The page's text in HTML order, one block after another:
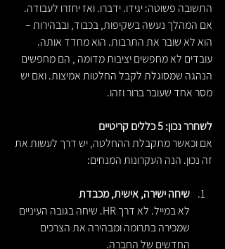
התשובה פשוטה: יגידו. ידברו. ואז יחזרו לעבודה.
אם המהלך נעשה בשקיפות, בכבוד, ובבהירות –
הוא לא שובר את התרבות. הוא מחדד אותה.
עובדים לא מחפשים יציבות מדומה , הם מחפשים
הנהגה שמסוגלת לקבל החלטות אמיצות. ואם יש
מסר אחד שעובר ברור וזהו.
לשחרר נכון: 5 כללים קריטיים
אם וכאשר מתקבלת ההחלטה, יש דרך לעשות את
זה נכון. הנה העקרונות המנחים:
שיחה ישירה, אישית, מכבדת
לא במייל. לא דרך HR. שיחה בגובה העיניים
שמכירה בתרומה ומבהירה את הצרכים
החדשים של החברה.